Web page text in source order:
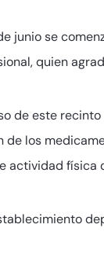
junio se
quien
de este
los
actividad